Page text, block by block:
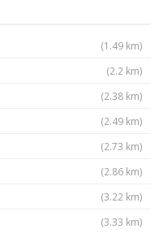
(1.49 km)
(2.2 km)
(2.38 km)
(2.49 km)
(2.73 km)
(2.86 km)
(3.22 km)
(3.33 km)